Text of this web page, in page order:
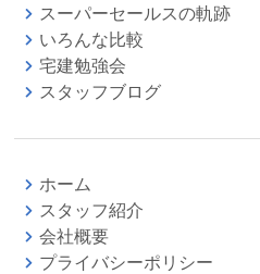
スーパーセールスの軌跡
いろんな比較
宅建勉強会
スタッフブログ
ホーム
スタッフ紹介
会社概要
プライバシーポリシー